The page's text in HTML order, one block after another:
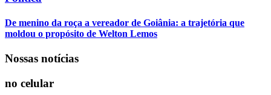
De menino da roça a vereador de Goiânia: a trajetória que
moldou o propósito de Welton Lemos
Nossas notícias
no celular